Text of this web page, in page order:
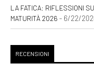
LA FATICA: RIFLESSIONI
MATURITÀ 2026 - 6/22/
RECENSIONI